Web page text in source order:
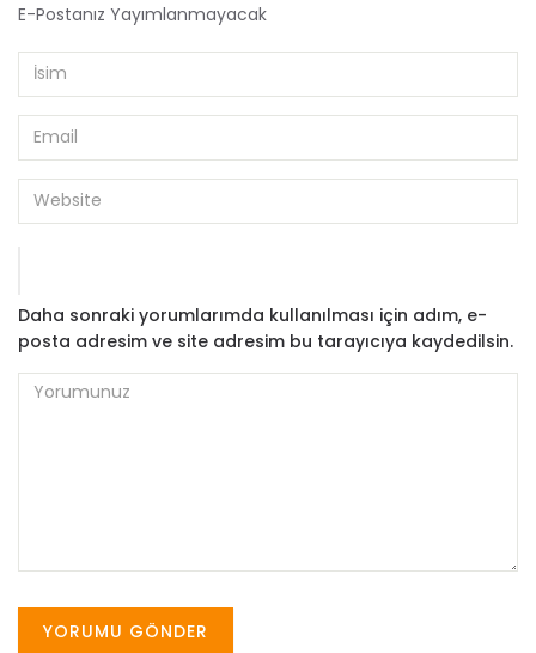
E-Postanız Yayımlanmayacak
Daha sonraki yorumlarımda kullanılması için adım, e-
posta adresim ve site adresim bu tarayıcıya kaydedilsin.